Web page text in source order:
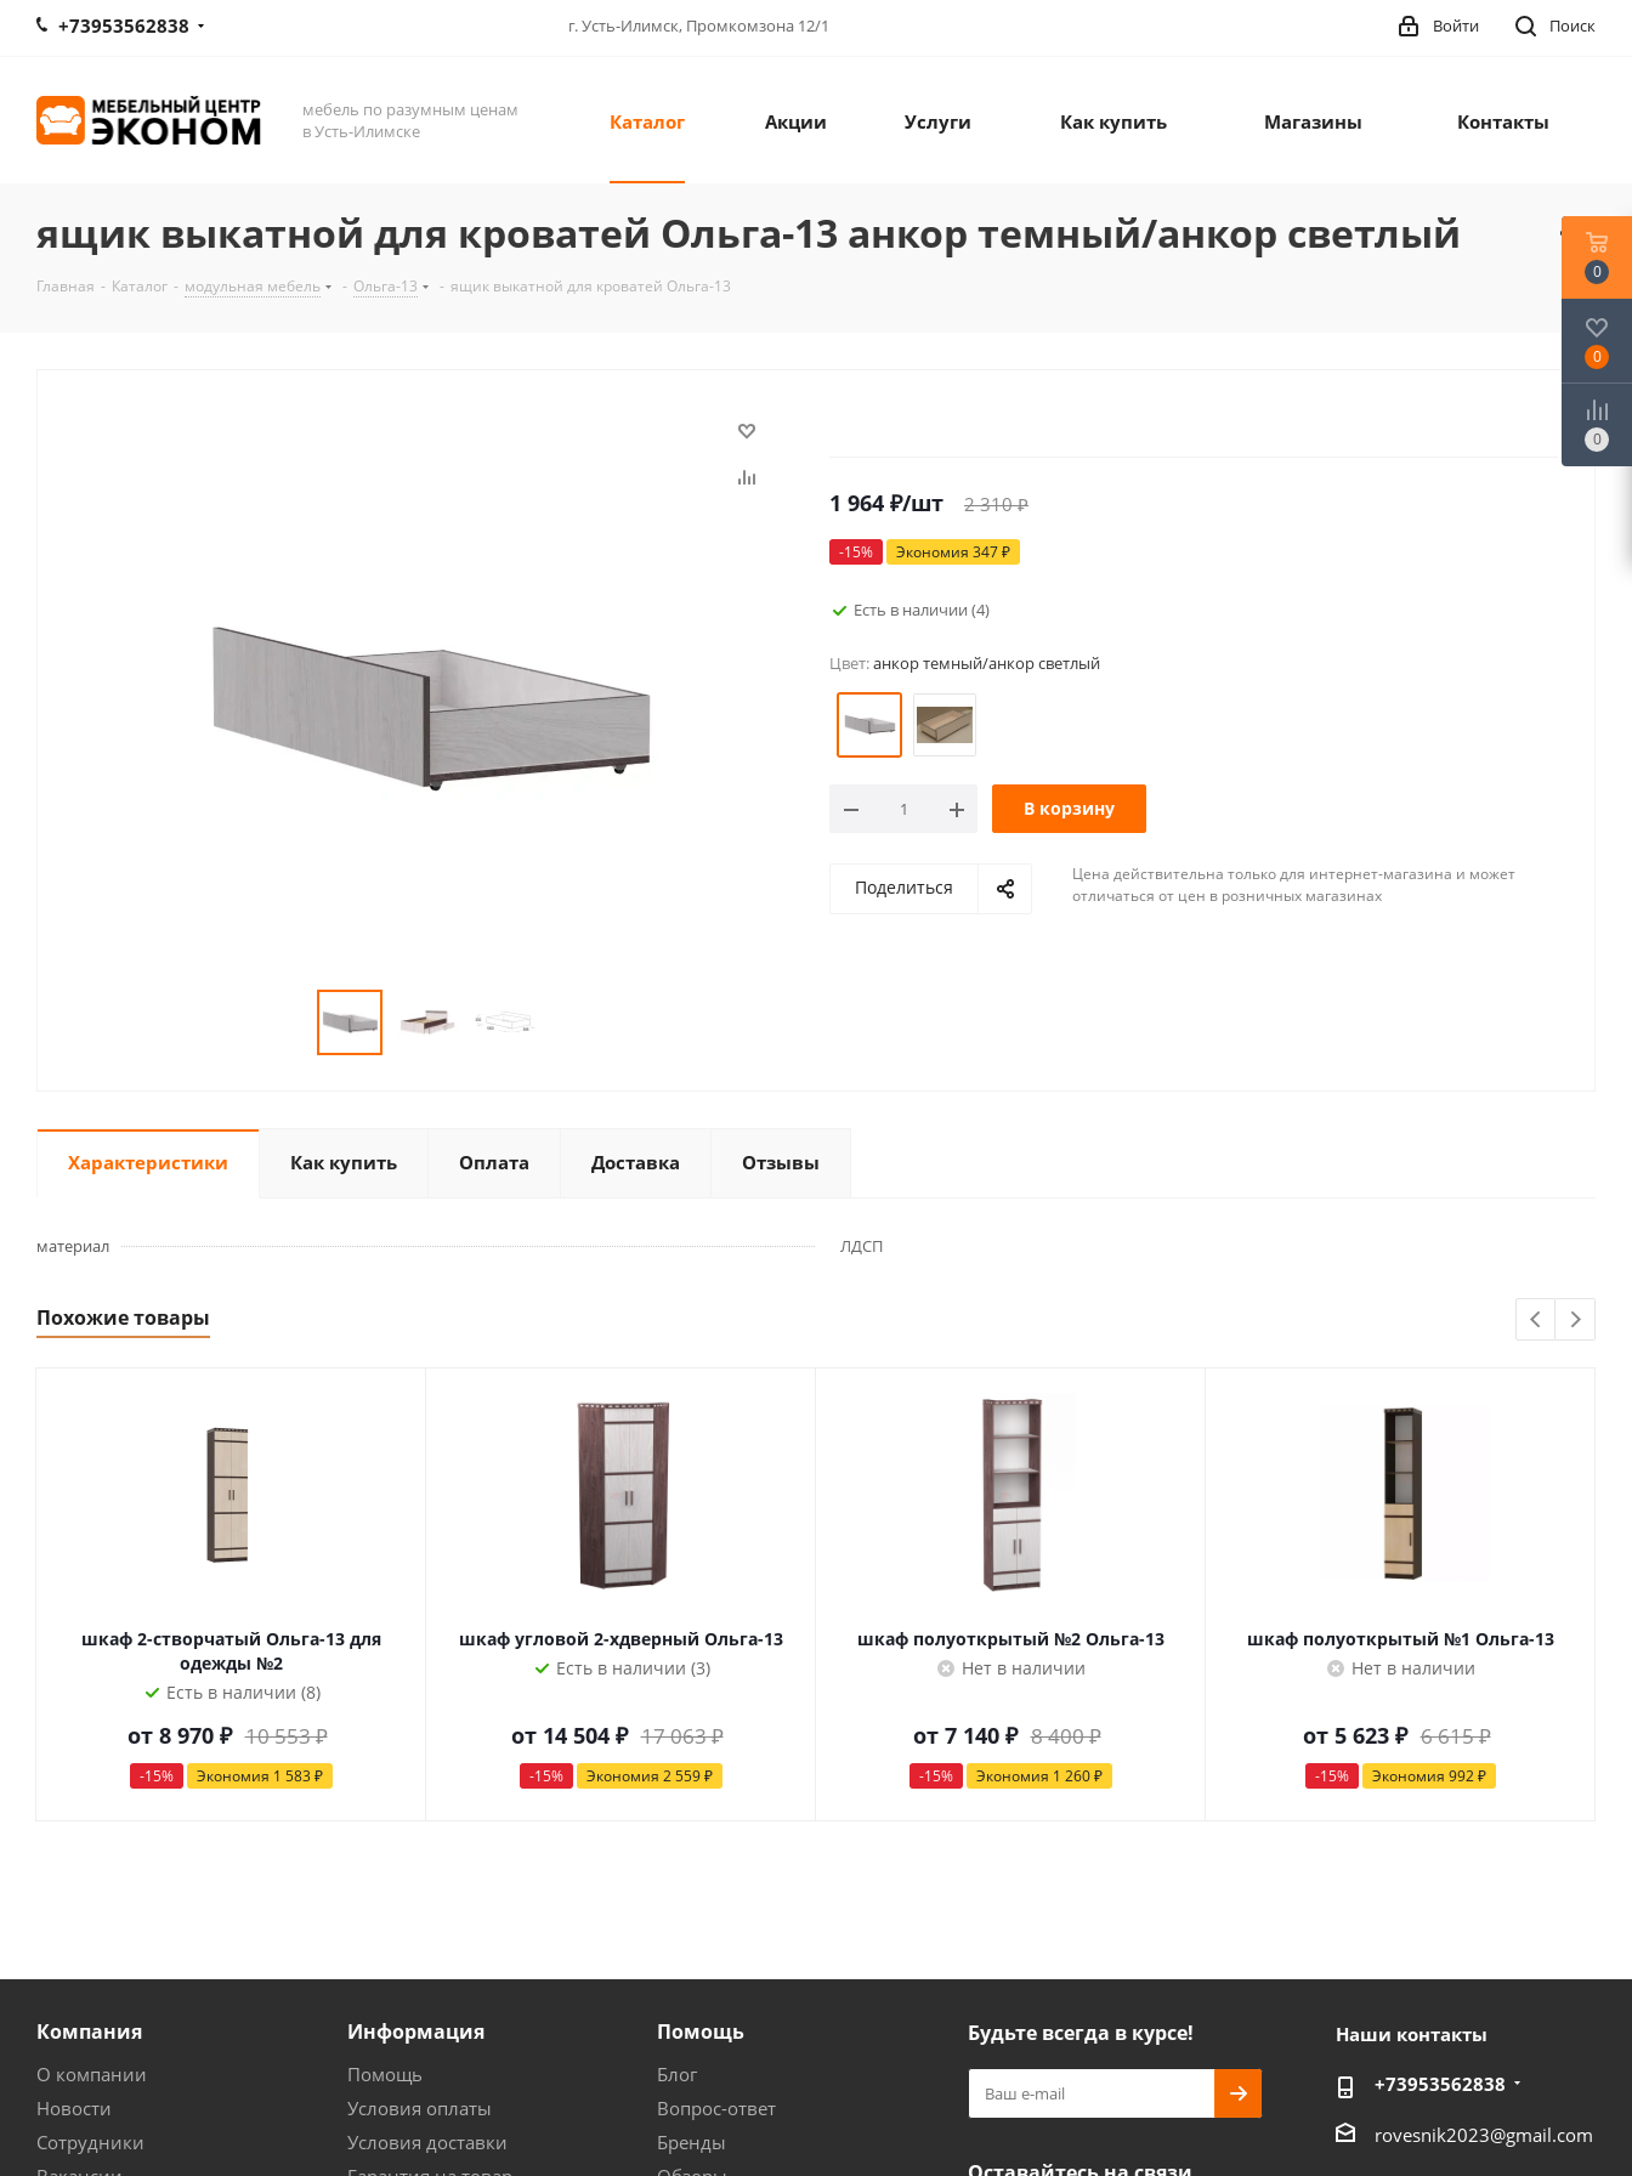
+73953562838 г. Усть-Илимск, Промкомзона 12/1 Поиск
Войти
мебель по разумным ценам
в Усть-Илимске
Каталог Акции Услуги Как купить Магазины Контакты
ящик выкатной для кроватей Ольга-13 анкор темный/анкор светлый
Главная - Каталог - модульная мебель - Ольга-13 - ящик выкатной для кроватей Ольга-13
1 964 ₽/шт 2 310₽
-15% Экономия 347₽
Есть в наличии (4)
Цвет:анкор темный/анкор светлый
В корзину
Поделиться
Цена действительна только для интернет-магазина и может
отличаться от цен в розничных магазинах
Характеристики Как купить Оплата Доставка Отзывы
материал ЛДСП
Похожие товары
шкаф 2-створчатый Ольга-13 для
одежды №2
Есть в наличии (8)
от 8 970 ₽ 10 553 ₽
-15% Экономия 1 583 ₽
шкаф угловой 2-хдверный Ольга-13
Есть в наличии (3)
от 14 504 ₽ 17 063 ₽
-15% Экономия 2 559 ₽
шкаф полуоткрытый №2 Ольга-13
Нет в наличии
от 7 140 ₽ 8 400 ₽
-15% Экономия 1 260 ₽
шкаф полуоткрытый №1 Ольга-13
Нет в наличии
от 5 623 ₽ 6 615 ₽
-15% Экономия 992 ₽
Компания
О компании
Новости
Сотрудники
Информация
Помощь
Условия оплаты
Условия доставки
Помощь
Блог
Вопрос-ответ
Бренды
Будьте всегда в курсе! Наши контакты
+73953562838
rovesnik2023@gmail.com
0
0
0